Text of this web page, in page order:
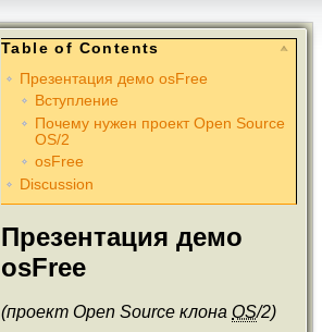
Table of Contents
Презентация демо osFree
Вступление
Почему нужен проект Open Source
OS/2
osFree
Discussion
Презентация демо
osFree
(проект Open Source клона OS/2)